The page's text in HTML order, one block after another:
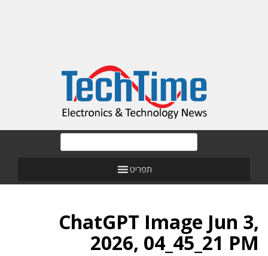
תפריט
ChatGPT Image Jun 3,
2026, 04_45_21 PM